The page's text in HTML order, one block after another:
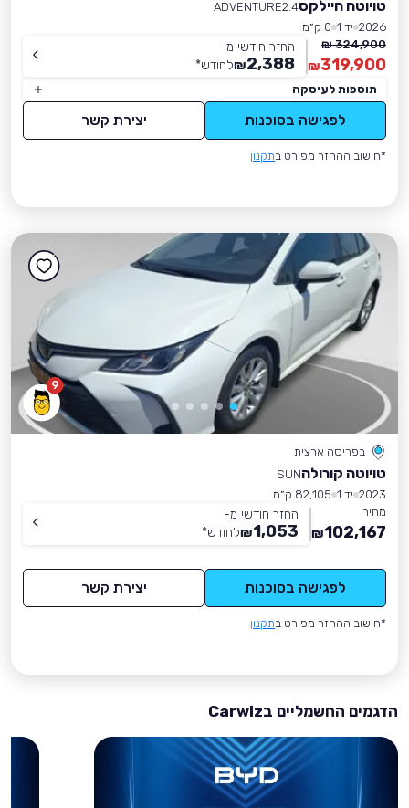
טויוטה היילקסADVENTURE2.4
2026 יד 1
0 ק״מ
324,900 ₪
319,900
₪
החזר חודשי מ-
2,388
₪לחודש*
תוספות לעיסקה
לפגישה בסוכנות יצירת קשר
*חישוב ההחזר מפורט בתקנון
9
בפריסה ארצית
טויוטה קורולהSUN
2023 יד 1
82,105 ק״מ
מחיר
102,167
₪
החזר חודשי מ-
1,053
₪לחודש*
לפגישה בסוכנות יצירת קשר
*חישוב ההחזר מפורט בתקנון
הדגמים החשמליים בCarwiz